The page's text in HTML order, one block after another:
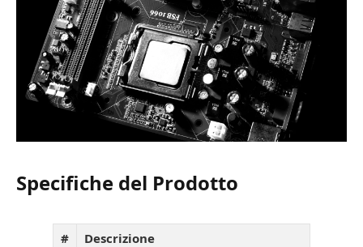
Specifiche del Prodotto
#
Descrizione